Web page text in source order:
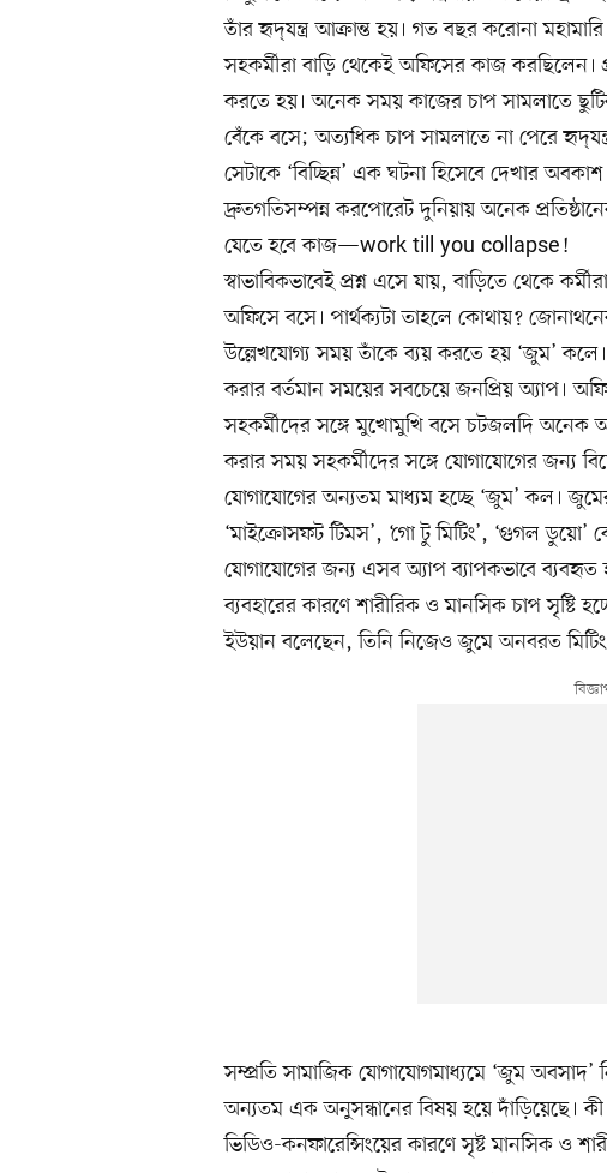
তাঁর হৃদ্‌যন্ত্র আক্রান্ত হয়। গত বছর করোনা
সহকর্মীরা বাড়ি থেকেই অফিসের কাজ করছিলেন।
করতে হয়। অনেক সময় কাজের চাপ সামলাতে
বেঁকে বসে; অত্যধিক চাপ সামলাতে না পেরে
সেটাকে ‘বিচ্ছিন্ন’ এক ঘটনা হিসেবে দেখার
দ্রুতগতিসম্পন্ন করপোরেট দুনিয়ায় অনেক
যেতে হবে কাজ—work till you collapse!
স্বাভাবিকভাবেই প্রশ্ন এসে যায়, বাড়িতে থেকে
অফিসে বসে। পার্থক্যটা তাহলে কোথায়?
উল্লেখযোগ্য সময় তাঁকে ব্যয় করতে হয় ‘জুম’
করার বর্তমান সময়ের সবচেয়ে জনপ্রিয় অ্যাপ।
সহকর্মীদের সঙ্গে মুখোমুখি বসে চটজলদি অনেক
করার সময় সহকর্মীদের সঙ্গে যোগাযোগের জন্য
যোগাযোগের অন্যতম মাধ্যম হচ্ছে ‘জুম’ কল।
‘মাইক্রোসফট টিমস’, ‘গো টু মিটিং’, ‘গুগল ডুয়ো’
যোগাযোগের জন্য এসব অ্যাপ ব্যাপকভাবে ব্যবহৃত
ব্যবহারের কারণে শারীরিক ও মানসিক চাপ
ইউয়ান বলেছেন, তিনি নিজেও জুমে অনবরত মিটিং
সম্প্রতি সামাজিক যোগাযোগমাধ্যমে ‘জুম
অন্যতম এক অনুসন্ধানের বিষয় হয়ে দাঁড়িয়েছে। কী
ভিডিও-কনফারেন্সিংয়ের কারণে সৃষ্ট মানসিক ও